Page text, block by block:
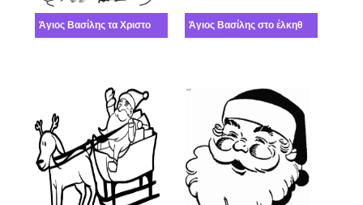
Άγιος Βασίλης τα Χριστούγεννα Άγιος Βασίλης στο έλκηθρο του